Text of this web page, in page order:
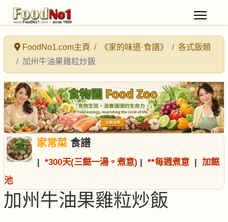
FoodNo1.com主頁 《家的味道·食譜》
各式飯類
加州牛油果雞粒炒飯
家常菜食譜
| *300天(三餸一湯。煮意) | **每週煮意 | 加餸
池
加州牛油果雞粒炒飯